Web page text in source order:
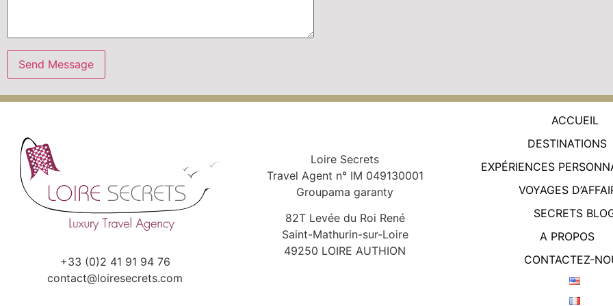
+33 (0)2 41 91 94 76
contact@loiresecrets.com
Loire Secrets
Travel Agent n° IM 049130001
Groupama garanty
82T Levée du Roi René
Saint-Mathurin-sur-Loire
49250 LOIRE AUTHION
ACCUEIL
DESTINATIONS
EXPÉRIENCES
VOYAGES
SECRETS
A PROPOS
CONTACTEZ-